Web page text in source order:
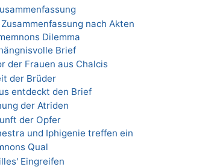
nach Akten
Dilemma
Brief
der Frauen aus Chalcis
der Brüder
entdeckt den Brief
der Atriden
der Opfer
und Iphigenie treffen ein
Qual
Eingreifen